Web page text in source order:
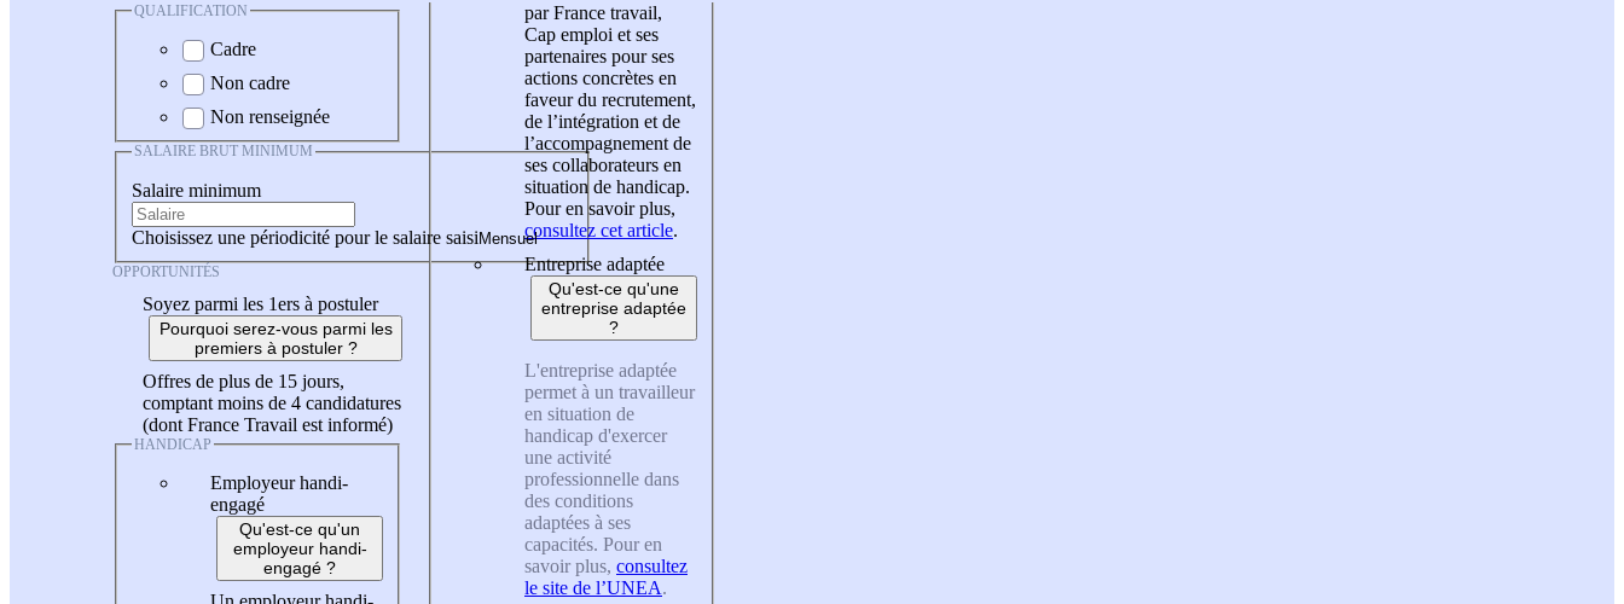
QUALIFICATION
Cadre
Non cadre
Non renseignée
SALAIRE BRUT MINIMUM
Salaire minimum
Choisissez une périodicité pour le salaire saisi
OPPORTUNITÉS
Soyez parmi les 1ers à postuler
Pourquoi serez-vous parmi les
premiers à postuler ?
Offres de plus de 15 jours,
comptant moins de 4 candidatures
(dont France Travail est informé)
HANDICAP
Employeur handi-
engagé
Qu'est-ce qu'un
employeur handi-
engagé ?
par France travail,
Cap emploi et ses
partenaires pour ses
actions concrètes en
faveur du recrutement,
de l’intégration et de
l’accompagnement de
ses collaborateurs en
situation de handicap.
Pour en savoir plus,
consultez cet article.
Entreprise adaptée
Qu'est-ce qu'une
entreprise adaptée
?
L'entreprise adaptée
permet à un travailleur
en situation de
handicap d'exercer
une activité
professionnelle dans
des conditions
adaptées à ses
capacités. Pour en
savoir plus, consultez
le site de l’UNEA.